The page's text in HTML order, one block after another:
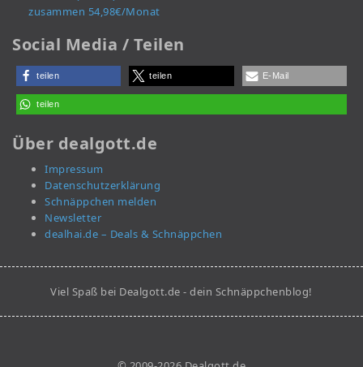
zusammen 54,98€/Monat
Social Media / Teilen
teilen teilen E-Mail
teilen
Über dealgott.de
Impressum
Datenschutzerklärung
Schnäppchen melden
Newsletter
dealhai.de – Deals & Schnäppchen
Viel Spaß bei Dealgott.de - dein Schnäppchenblog!